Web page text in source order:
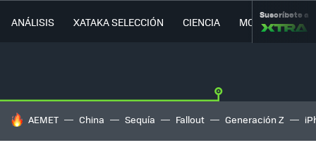
ANÁLISIS XATAKA SELECCIÓN CIENCIA MOVILIDAD
Suscríbete a
HOY SE HABLA DE
AEMET China Sequía Fallout Generación Z